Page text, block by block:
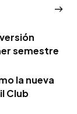
semestre
la nueva
Club